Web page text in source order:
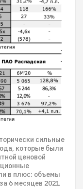
сильные
которые были
ценовой
в плюс: объемы
6 месяцев 2021